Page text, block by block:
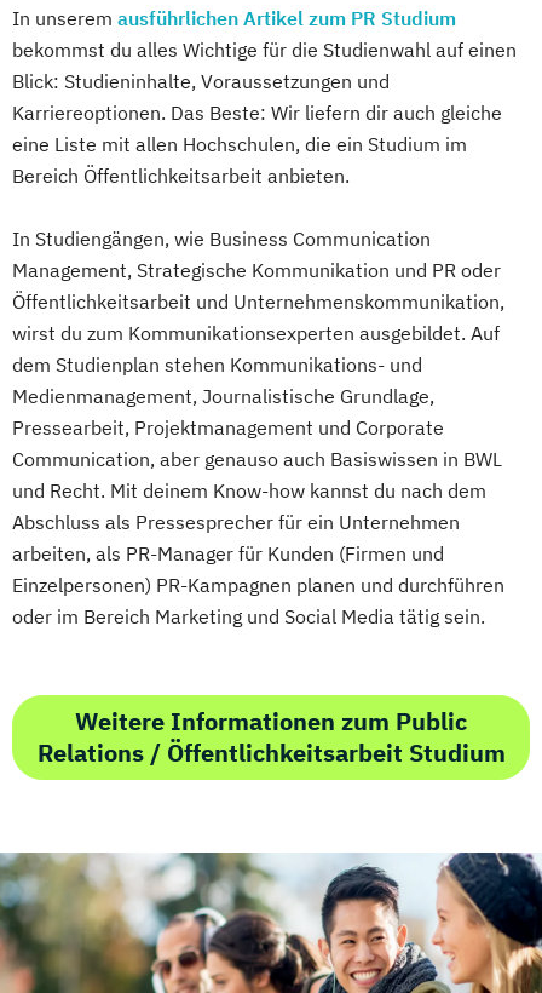
In unserem ausführlichen Artikel zum PR Studium
bekommst du alles Wichtige für die Studienwahl auf einen
Blick: Studieninhalte, Voraussetzungen und
Karriereoptionen. Das Beste: Wir liefern dir auch gleiche
eine Liste mit allen Hochschulen, die ein Studium im
Bereich Öffentlichkeitsarbeit anbieten.
In Studiengängen, wie Business Communication
Management, Strategische Kommunikation und PR oder
Öffentlichkeitsarbeit und Unternehmenskommunikation,
wirst du zum Kommunikationsexperten ausgebildet. Auf
dem Studienplan stehen Kommunikations- und
Medienmanagement, Journalistische Grundlage,
Pressearbeit, Projektmanagement und Corporate
Communication, aber genauso auch Basiswissen in BWL
und Recht. Mit deinem Know-how kannst du nach dem
Abschluss als Pressesprecher für ein Unternehmen
arbeiten, als PR-Manager für Kunden (Firmen und
Einzelpersonen) PR-Kampagnen planen und durchführen
oder im Bereich Marketing und Social Media tätig sein.
Weitere Informationen zum Public
Relations / Öffentlichkeitsarbeit Studium